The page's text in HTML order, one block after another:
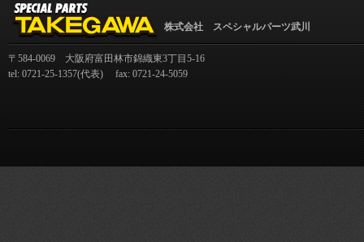
株式会社 スペシャルパーツ武川
〒584-0069 大阪府富田林市錦織東3丁目5-16
tel: 0721-25-1357(代表) fax: 0721-24-5059